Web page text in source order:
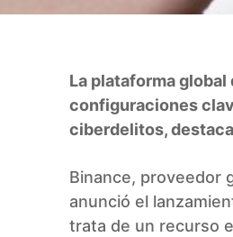
La plataforma
configuraciones
ciberdelitos,
Binance, proveedor
anunció el
trata de un recurso